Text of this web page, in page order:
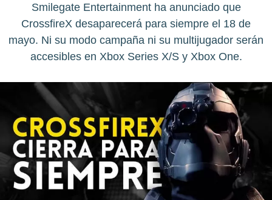
Smilegate Entertainment ha anunciado que
CrossfireX desaparecerá para siempre el 18 de
mayo. Ni su modo campaña ni su multijugador serán
accesibles en Xbox Series X/S y Xbox One.